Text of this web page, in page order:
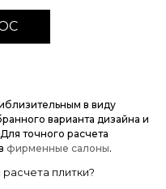
в виду
варианта дизайна и
точного расчета
фирменные салоны.
плитки?